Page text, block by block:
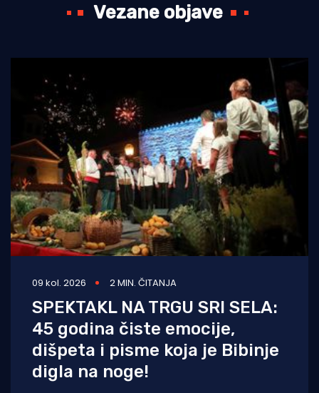
Vezane objave
09 kol. 2026 2 MIN. ČITANJA
SPEKTAKL NA TRGU SRI SELA:
45 godina čiste emocije,
dišpeta i pisme koja je Bibinje
digla na noge!